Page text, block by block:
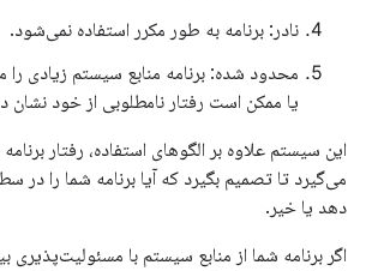
نادر: برنامه به طور مکرر استفاده نمی‌شود.
محدود شده: برنامه منابع سیستم زیادی
یا ممکن است رفتار نامطلوبی از خود نشان
این سیستم علاوه بر الگوهای استفاده، رفتار
می‌گیرد تا تصمیم بگیرد که آیا برنامه شما را در
دهد یا خیر.
اگر برنامه شما از منابع سیستم با مسئولیت‌پذیری